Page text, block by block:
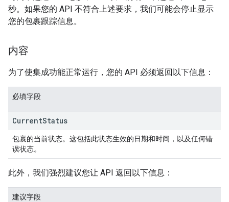
秒。如果您的 API 不符合上述要求，我们可能会停止显示
您的包裹跟踪信息。
内容
为了使集成功能正常运行，您的 API 必须返回以下信息：
必填字段
CurrentStatus
包裹的当前状态。这包括此状态生效的日期和时间，以及任何错
误状态。
此外，我们强烈建议您让 API 返回以下信息：
建议字段